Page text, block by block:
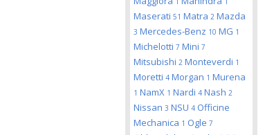
Maserati 51 Matra 2 Mazda
3 Mercedes-Benz 10 MG 1
Michelotti 7 Mini 7
Mitsubishi 2 Monteverdi 1
Moretti 4 Morgan 1 Murena
1 NamX 1 Nardi 4 Nash 2
Nissan 3 NSU 4 Officine
Mechanica 1 Ogle 7